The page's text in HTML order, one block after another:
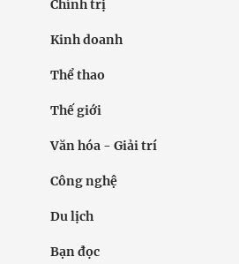
Chính trị
Kinh doanh
Thể thao
Thế giới
Văn hóa - Giải trí
Công nghệ
Du lịch
Bạn đọc